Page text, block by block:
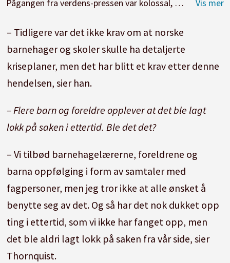
Pågangen fra verdens-pressen var kolossal, forteller Sigbjørn Schmidt, tidligere varaordfører. Foto: Marie von Krogh
– Tidligere var det ikke krav om at norske
barnehager og skoler skulle ha detaljerte
kriseplaner, men det har blitt et krav etter denne
hendelsen, sier han.
– Flere barn og foreldre opplever at det ble lagt
lokk på saken i ettertid. Ble det det?
– Vi tilbød barnehagelærerne, foreldrene og
barna oppfølging i form av samtaler med
fagpersoner, men jeg tror ikke at alle ønsket å
benytte seg av det. Og så har det nok dukket opp
ting i ettertid, som vi ikke har fanget opp, men
det ble aldri lagt lokk på saken fra vår side, sier
Thornquist.